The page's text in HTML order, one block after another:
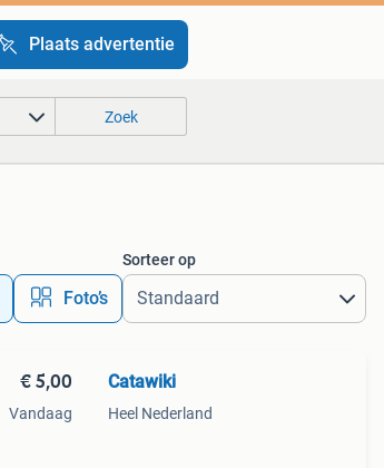
Plaats advertentie
Zoek
Foto’s
Sorteer op
€ 5,00
Vandaag
Catawiki
Heel Nederland